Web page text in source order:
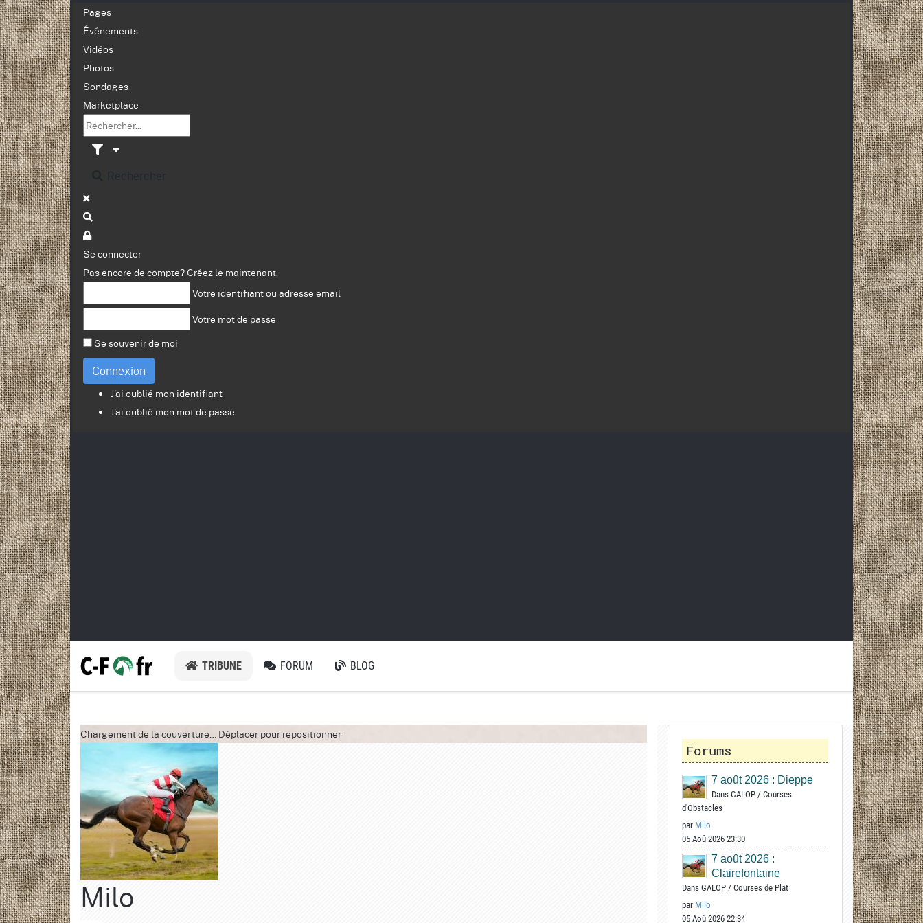
Pages
Événements
Vidéos
Photos
Sondages
Marketplace
Se connecter
Pas encore de compte? Créez le maintenant.
Votre identifiant ou adresse email
Votre mot de passe
Se souvenir de moi
Connexion
J'ai oublié mon identifiant
J'ai oublié mon mot de passe
TRIBUNE FORUM BLOG
Chargement de la couverture… Déplacer pour repositionner
Milo
Forums
7 août 2026 : Dieppe
Dans GALOP / Courses
d'Obstacles
par Milo
05 Aoû 2026 23:30
7 août 2026 :
Clairefontaine
Dans GALOP / Courses de Plat
par Milo
05 Aoû 2026 22:34